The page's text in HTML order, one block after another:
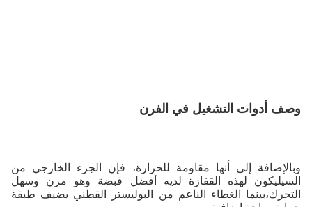
وصف أدوات التشغيل في الفرن
وبالإضافة إلى أنها مقاومة للحرارة، فإن الجزء الخارجي من
السيليكون لهذه القفازة لديه أفضل قبضة وهو مرن وسهل
التحرك،بينما الغطاء الناعم من البوليستر القطني يضيف طبقة